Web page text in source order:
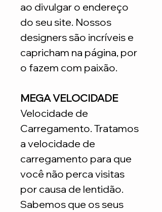
ao divulgar o endereço
do seu site. Nossos
designers são incríveis e
capricham na página, por
o fazem com paixão.
MEGA VELOCIDADE
Velocidade de
Carregamento. Tratamos
a velocidade de
carregamento para que
você não perca visitas
por causa de lentidão.
Sabemos que os seus